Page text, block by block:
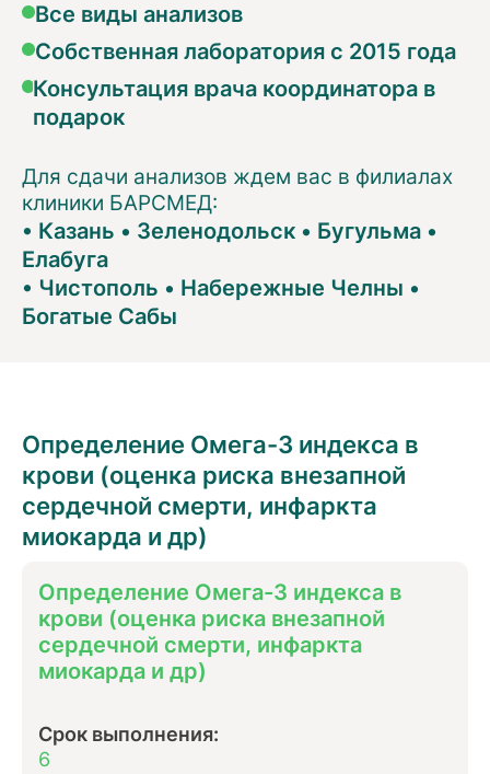
Все виды анализов
Собственная лаборатория с 2015 года
Консультация врача координатора в
подарок
Для сдачи анализов ждем вас в филиалах
клиники БАРСМЕД:
• Казань • Зеленодольск • Бугульма •
Елабуга
• Чистополь • Набережные Челны •
Богатые Сабы
Определение Омега-3 индекса в
крови (оценка риска внезапной
сердечной смерти, инфаркта
миокарда и др)
Определение Омега-3 индекса в
крови (оценка риска внезапной
сердечной смерти, инфаркта
миокарда и др)
Срок выполнения:
6